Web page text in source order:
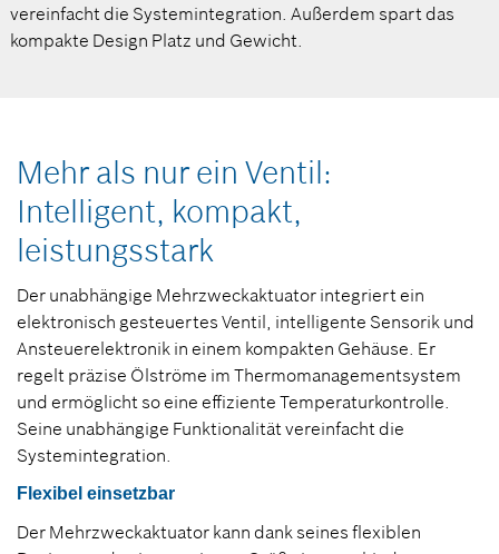
vereinfacht die Systemintegration. Außerdem spart das
kompakte Design Platz und Gewicht.
Mehr als nur ein Ventil:
Intelligent, kompakt,
leistungsstark
Der unabhängige Mehrzweckaktuator integriert ein
elektronisch gesteuertes Ventil, intelligente Sensorik und
Ansteuerelektronik in einem kompakten Gehäuse. Er
regelt präzise Ölströme im Thermomanagementsystem
und ermöglicht so eine effiziente Temperaturkontrolle.
Seine unabhängige Funktionalität vereinfacht die
Systemintegration.
Flexibel einsetzbar
Der Mehrzweckaktuator kann dank seines flexiblen